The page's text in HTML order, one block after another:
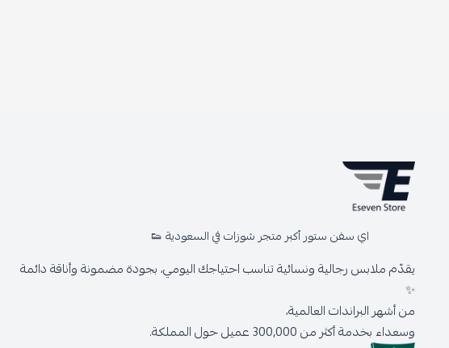
اي سفن ستور أكبر متجر شوزات في السعودية 👟
يقدّم ملابس رجالية ونسائية تناسب احتياجك اليومي، بجودة مضمونة وأناقة دائمة
✨
من أشهر البراندات العالمية،
وسعداء بخدمة أكثر من 300,000 عميل حول المملكة.